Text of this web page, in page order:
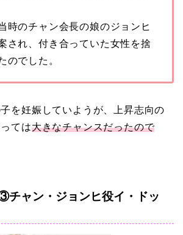
時のチャン会長の娘のジョンヒ
され、付き合っていた女性を捨
のでした。
を妊娠していようが、上昇志向の
ては大きなチャンスだったので
チャン・ジョンヒ役イ・ドッ